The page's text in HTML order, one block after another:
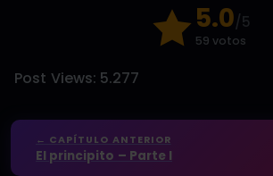
5.0/5
59 votos
Post Views: 5.277
← CAPÍTULO ANTERIOR
El principito – Parte I